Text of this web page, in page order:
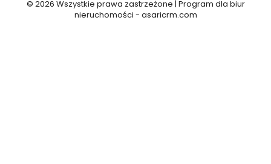
© 2026 Wszystkie prawa zastrzeżone | Program dla biur
nieruchomości - asaricrm.com